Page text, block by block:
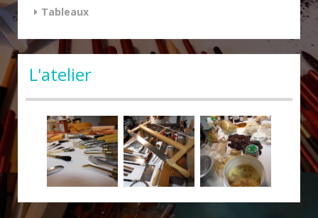
Tableaux
L'atelier